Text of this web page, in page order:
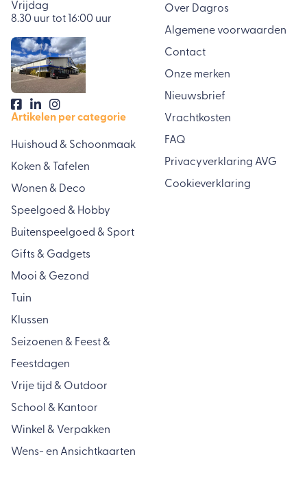
Vrijdag
8.30 uur tot 16:00 uur
Artikelen per categorie
Huishoud & Schoonmaak
Koken & Tafelen
Wonen & Deco
Speelgoed & Hobby
Buitenspeelgoed & Sport
Gifts & Gadgets
Mooi & Gezond
Tuin
Klussen
Seizoenen & Feest &
Feestdagen
Vrije tijd & Outdoor
School & Kantoor
Winkel & Verpakken
Wens- en Ansichtkaarten
Over Dagros
Algemene voorwaarden
Contact
Onze merken
Nieuwsbrief
Vrachtkosten
FAQ
Privacyverklaring AVG
Cookieverklaring